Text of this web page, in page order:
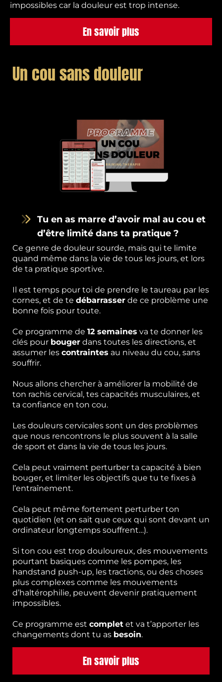
impossibles car la douleur est trop intense.
En savoir plus
Un cou sans douleur
Tu en as marre d’avoir mal au cou et
d’être limité dans ta pratique ?
Ce genre de douleur sourde, mais qui te limite
quand même dans la vie de tous les jours, et lors
de ta pratique sportive.
Il est temps pour toi de prendre le taureau par les
cornes, et de te débarrasser de ce problème une
bonne fois pour toute.
Ce programme de 12 semaines va te donner les
clés pour bouger dans toutes les directions, et
assumer les contraintes au niveau du cou, sans
souffrir.
Nous allons chercher à améliorer la mobilité de
ton rachis cervical, tes capacités musculaires, et
ta confiance en ton cou.
Les douleurs cervicales sont un des problèmes
que nous rencontrons le plus souvent à la salle
de sport et dans la vie de tous les jours.
Cela peut vraiment perturber ta capacité à bien
bouger, et limiter les objectifs que tu te fixes à
l’entraînement.
Cela peut même fortement perturber ton
quotidien (et on sait que ceux qui sont devant un
ordinateur longtemps souffrent…).
Si ton cou est trop douloureux, des mouvements
pourtant basiques comme les pompes, les
handstand push-up, les tractions, ou des choses
plus complexes comme les mouvements
d’haltérophilie, peuvent devenir pratiquement
impossibles.
Ce programme est complet et va t’apporter les
changements dont tu as besoin.
En savoir plus